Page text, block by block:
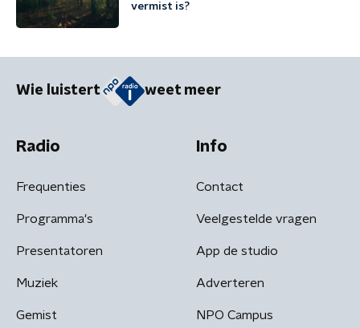
vermist is?
Wie luistert weet meer
Radio
Frequenties
Programma's
Presentatoren
Muziek
Gemist
Info
Contact
Veelgestelde vragen
App de studio
Adverteren
NPO Campus